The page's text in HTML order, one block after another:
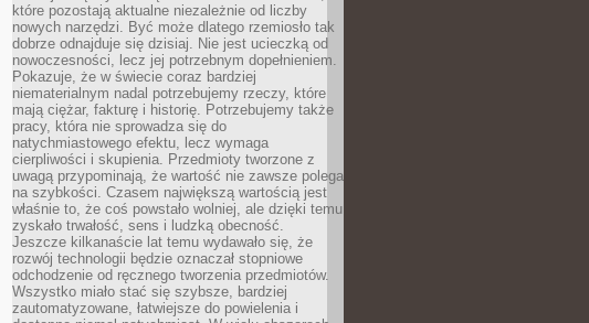
które pozostają aktualne niezależnie od liczby
nowych narzędzi. Być może dlatego rzemiosło tak
dobrze odnajduje się dzisiaj. Nie jest ucieczką od
nowoczesności, lecz jej potrzebnym dopełnieniem.
Pokazuje, że w świecie coraz bardziej
niematerialnym nadal potrzebujemy rzeczy, które
mają ciężar, fakturę i historię. Potrzebujemy także
pracy, która nie sprowadza się do
natychmiastowego efektu, lecz wymaga
cierpliwości i skupienia. Przedmioty tworzone z
uwagą przypominają, że wartość nie zawsze polega
na szybkości. Czasem największą wartością jest
właśnie to, że coś powstało wolniej, ale dzięki temu
zyskało trwałość, sens i ludzką obecność.
Jeszcze kilkanaście lat temu wydawało się, że
rozwój technologii będzie oznaczał stopniowe
odchodzenie od ręcznego tworzenia przedmiotów.
Wszystko miało stać się szybsze, bardziej
zautomatyzowane, łatwiejsze do powielenia i